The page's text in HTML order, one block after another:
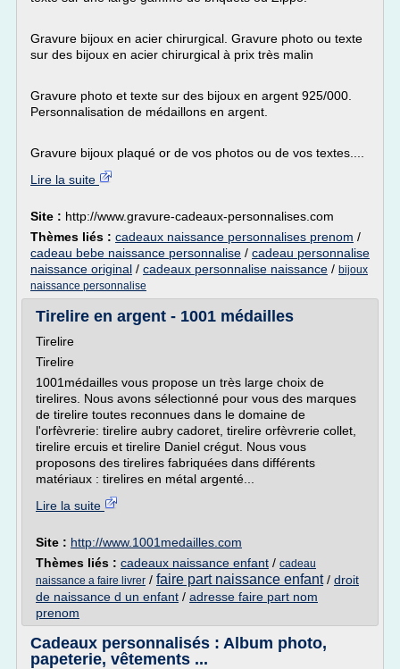
Gravure bijoux en acier chirurgical. Gravure photo ou texte
sur des bijoux en acier chirurgical à prix très malin
Gravure photo et texte sur des bijoux en argent 925/000.
Personnalisation de médaillons en argent.
Gravure bijoux plaqué or de vos photos ou de vos textes....
Lire la suite
Site : http://www.gravure-cadeaux-personnalises.com
Thèmes liés : cadeaux naissance personnalises prenom /
cadeau bebe naissance personnalise / cadeau personnalise
naissance original / cadeaux personnalise naissance / bijoux
naissance personnalise
Tirelire en argent - 1001 médailles
Tirelire
Tirelire
1001médailles vous propose un très large choix de
tirelires. Nous avons sélectionné pour vous des marques
de tirelire toutes reconnues dans le domaine de
l'orfèvrerie: tirelire aubry cadoret, tirelire orfèvrerie collet,
tirelire ercuis et tirelire Daniel crégut. Nous vous
proposons des tirelires fabriquées dans différents
matériaux : tirelires en métal argenté...
Lire la suite
Site : http://www.1001medailles.com
Thèmes liés : cadeaux naissance enfant / cadeau
naissance a faire livrer / faire part naissance enfant/ droit
de naissance d un enfant / adresse faire part nom
prenom
Cadeaux personnalisés : Album photo,
papeterie, vêtements ...